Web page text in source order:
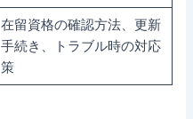
在留資格の確認方法、更新
手続き、トラブル時の対応
策